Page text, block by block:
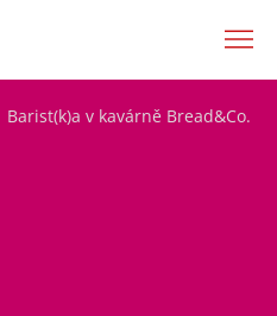
Barist(k)a v kavárně Bread&Co.